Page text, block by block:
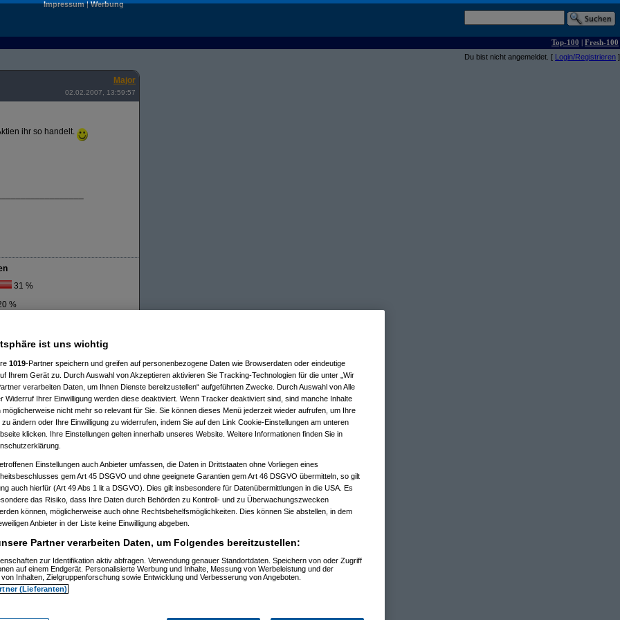
Impressum|Werbung
Top-100 | Fresh-100
Du bist nicht angemeldet. [ Login/Registrieren ]
Major
02.02.2007, 13:59:57
ihr so handelt.
31 %
%
ist uns wichtig
1019-Partner speichern und greifen auf personenbezogene Daten wie Browserdaten oder eindeutige
Ihrem Gerät zu. Durch Auswahl von Akzeptieren aktivieren Sie Tracking-Technologien für die unter „Wir
verarbeiten Daten, um Ihnen Dienste bereitzustellen“ aufgeführten Zwecke. Durch Auswahl von Alle
Widerruf Ihrer Einwilligung werden diese deaktiviert. Wenn Tracker deaktiviert sind, sind manche Inhalte
möglicherweise nicht mehr so relevant für Sie. Sie können dieses Menü jederzeit wieder aufrufen, um Ihre
zu ändern oder Ihre Einwilligung zu widerrufen, indem Sie auf den Link Cookie-Einstellungen am unteren
klicken. Ihre Einstellungen gelten innerhalb unseres Website. Weitere Informationen finden Sie in
Einstellungen auch Anbieter umfassen, die Daten in Drittstaaten ohne Vorliegen eines
gem Art 45 DSGVO und ohne geeignete Garantien gem Art 46 DSGVO übermitteln, so gilt
auch hierfür (Art 49 Abs 1 lit a DSGVO). Dies gilt insbesondere für Datenübermittlungen in die USA. Es
das Risiko, dass Ihre Daten durch Behörden zu Kontroll- und zu Überwachungszwecken
können, möglicherweise auch ohne Rechtsbehelfsmöglichkeiten. Dies können Sie abstellen, in dem
Anbieter in der Liste keine Einwilligung abgeben.
Partner verarbeiten Daten, um Folgendes bereitzustellen:
zur Identifikation aktiv abfragen. Verwendung genauer Standortdaten. Speichern von oder Zugriff
auf einem Endgerät. Personalisierte Werbung und Inhalte, Messung von Werbeleistung und der
Inhalten, Zielgruppenforschung sowie Entwicklung und Verbesserung von Angeboten.
(Lieferanten)